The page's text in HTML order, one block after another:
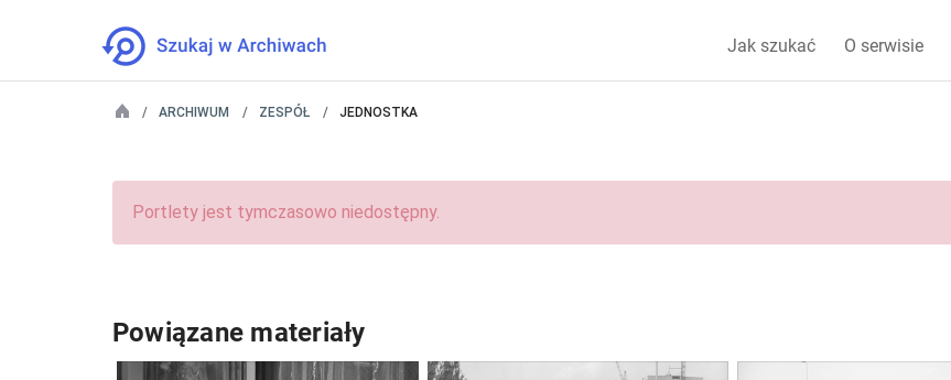
Jak szukać O serwisie
ARCHIWUM ZESPÓŁ JEDNOSTKA
Portlety jest tymczasowo niedostępny.
Powiązane materiały